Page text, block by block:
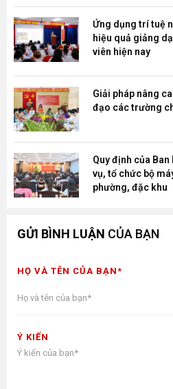
Ứng dụng trí tuệ
hiệu quả giảng
viên hiện nay
Giải pháp nâng
đạo các trường
Quy định của
vụ, tổ chức bộ
phường, đặc khu
GỬI BÌNH LUẬN CỦA BẠN
HỌ VÀ TÊN CỦA BẠN*
Ý KIẾN